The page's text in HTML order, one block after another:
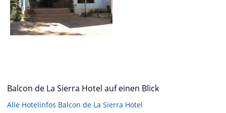
Balcon de La Sierra Hotel auf einen Blick
Alle Hotelinfos Balcon de La Sierra Hotel